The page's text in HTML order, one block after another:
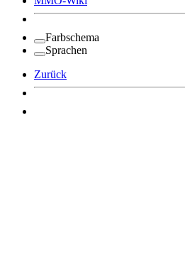
Farbschema
Sprachen
Zurück